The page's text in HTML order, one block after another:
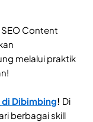
Content
melalui praktik
Dibimbing! Di
berbagai skill